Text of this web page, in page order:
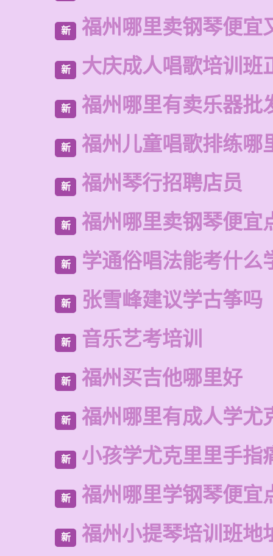
新 福州哪里卖钢琴便宜
新 大庆成人唱歌培训班
新 福州哪里有卖乐器批
新 福州儿童唱歌排练哪
新 福州琴行招聘店员
新 福州哪里卖钢琴便宜
新 学通俗唱法能考什么
新 张雪峰建议学古筝吗
新 音乐艺考培训
新 福州买吉他哪里好
新 福州哪里有成人学尤
新 小孩学尤克里里手指
新 福州哪里学钢琴便宜
新 福州小提琴培训班地